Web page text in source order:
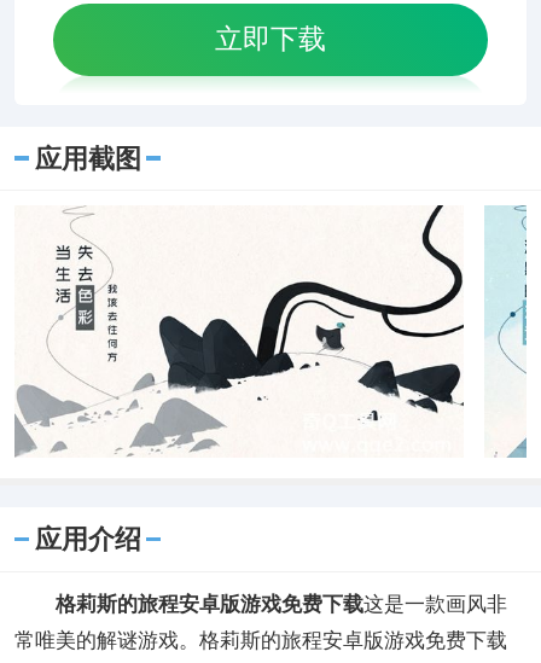
立即下载
应用截图
应用介绍
格莉斯的旅程安卓版游戏免费下载这是一款画风非
常唯美的解谜游戏。格莉斯的旅程安卓版游戏免费下载